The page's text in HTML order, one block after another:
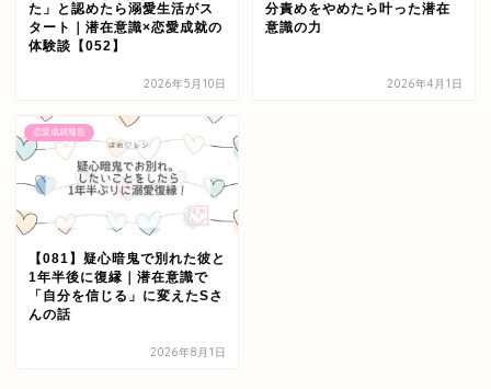
た」と認めたら溺愛生活がス
タート｜潜在意識×恋愛成就の
体験談【052】
2026年5月10日
分責めをやめたら叶った潜在
意識の力
2026年4月1日
恋愛成就報告
【081】疑心暗鬼で別れた彼と
1年半後に復縁｜潜在意識で
「自分を信じる」に変えたSさ
んの話
2026年8月1日